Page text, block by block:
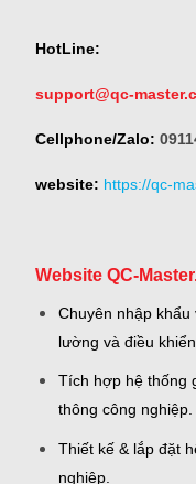
HotLine:
support@qc-
Cellphone/Zalo:
website: https://qc-
Website QC-
Chuyên nhập
lường và điều khiển.
Tích hợp hệ thống
thông công nghiệp.
Thiết kế & lắp đặt
nghiệp.